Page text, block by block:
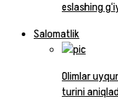
eslashing
Salomatlik
Olimlar
turini